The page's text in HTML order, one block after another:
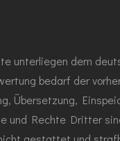
unterliegen dem
bedarf der
Übersetzung,
und Rechte Dritter